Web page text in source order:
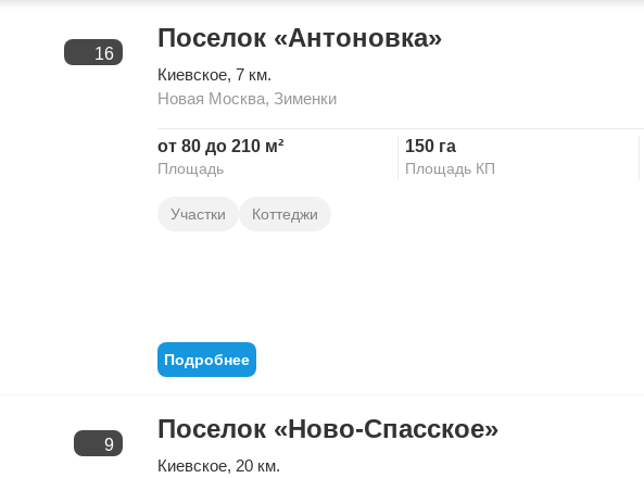
16
Поселок «Антоновка»
Киевское, 7 км.
Новая Москва, Зименки
от 80 до 210 м²
Площадь
150 га
Площадь КП
Участки Коттеджи
Подробнее
9
Поселок «Ново-Спасское»
Киевское, 20 км.